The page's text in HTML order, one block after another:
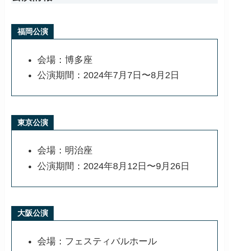
福岡公演
会場：博多座
公演期間：2024年7月7日〜8月2日
東京公演
会場：明治座
公演期間：2024年8月12日〜9月26日
大阪公演
会場：フェスティバルホール